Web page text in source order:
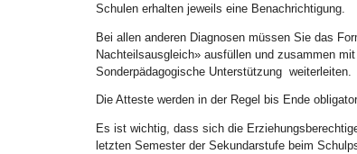
Schulen erhalten jeweils eine Benachrichtigung.
Bei allen anderen Diagnosen müssen Sie das
Nachteilsausgleich» ausfüllen und zusammen
Sonderpädagogische Unterstützung weiterleiten.
Die Atteste werden in der Regel bis Ende
Es ist wichtig, dass sich die
letzten Semester der Sekundarstufe beim